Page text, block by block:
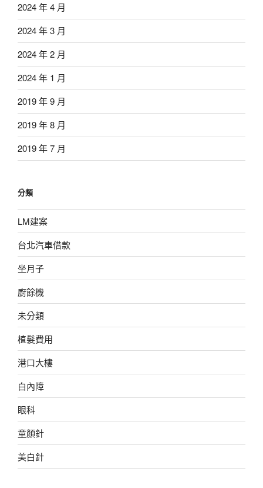
2024 年 4 月
2024 年 3 月
2024 年 2 月
2024 年 1 月
2019 年 9 月
2019 年 8 月
2019 年 7 月
分類
LM建案
台北汽車借款
坐月子
廚餘機
未分類
植髮費用
港口大樓
白內障
眼科
童顏針
美白針